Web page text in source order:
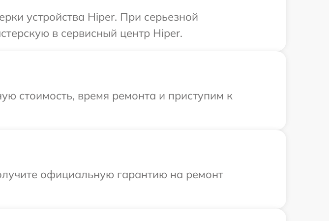
устройства Hiper. При серьезной
в сервисный центр Hiper.
стоимость, время ремонта и приступим к
официальную гарантию на ремонт